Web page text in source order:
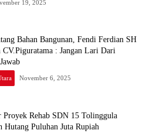
19, 2025
Bahan Bangunan, Fendi Ferdian SH
: Jangan Lari Dari
November 6, 2025
Proyek Rehab SDN 15 Tolinggula
Hutang Puluhan Juta Rupiah